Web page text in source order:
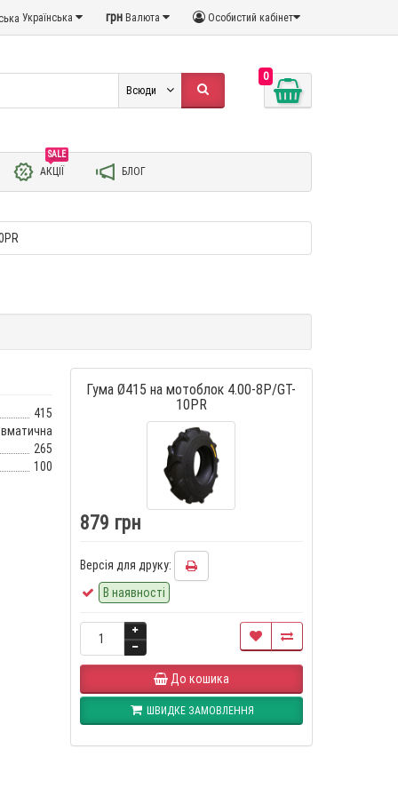
Особистий кабінет
грн Валюта
Українська
0
Всюди
SALE
АКЦІЇ БЛОГ
415
265
100
Гума Ø415 на мотоблок 4.00-8P/GT-
10PR
879 грн
Версія для друку:
В наявності
До кошика
ШВИДКЕ ЗАМОВЛЕННЯ